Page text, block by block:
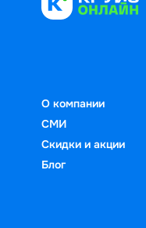
О компании
СМИ
Скидки и акции
Блог